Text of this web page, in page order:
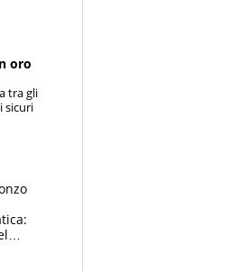
oro
tra gli
sicuri